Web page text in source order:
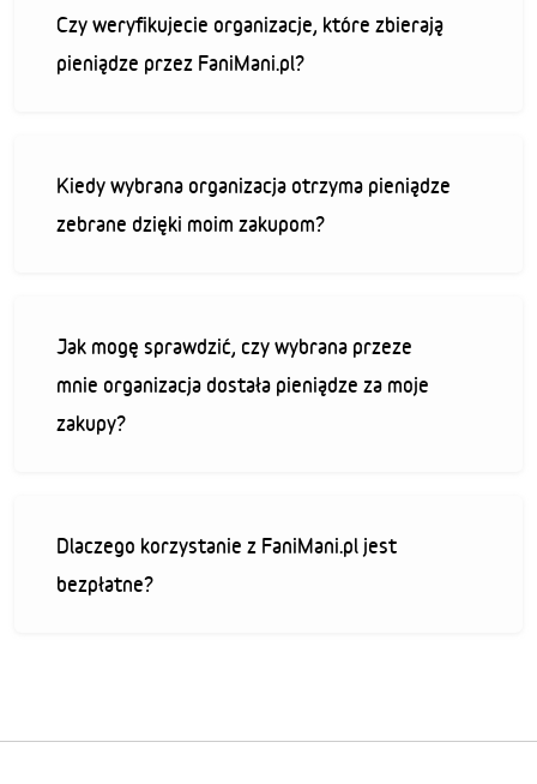
Czy weryfikujecie organizacje, które zbierają
pieniądze przez FaniMani.pl?
Kiedy wybrana organizacja otrzyma pieniądze
zebrane dzięki moim zakupom?
Jak mogę sprawdzić, czy wybrana przeze
mnie organizacja dostała pieniądze za moje
zakupy?
Dlaczego korzystanie z FaniMani.pl jest
bezpłatne?